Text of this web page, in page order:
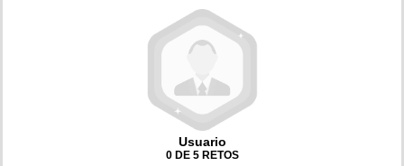
Usuario
0 DE 5 RETOS